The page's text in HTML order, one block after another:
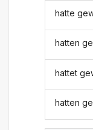
hatte
hatten
hattet
hatten